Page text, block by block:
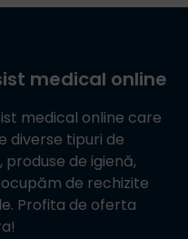
medical online
medical online care
diverse tipuri de
de igienă,
de rechizite
Profita de oferta